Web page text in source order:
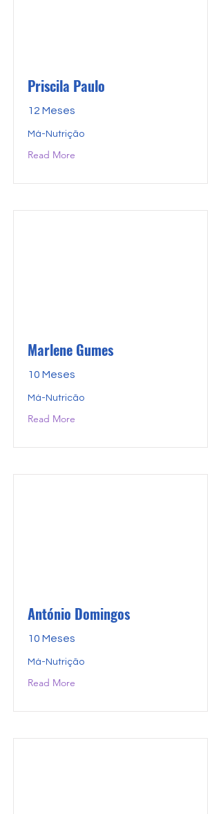
Priscila Paulo
12 Meses
Má-Nutrição
Read More
Marlene Gumes
10 Meses
Má-Nutricão
Read More
António Domingos
10 Meses
Má-Nutrição
Read More